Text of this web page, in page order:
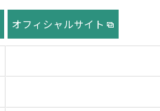
オフィシャルサイト